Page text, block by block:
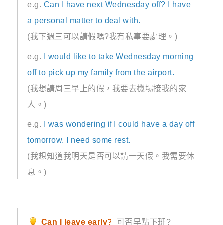
e.g. Can I have next Wednesday off? I have
a personal
matter to deal with.
(我下週三可以請假嗎?我有私事要處理。)
e.g.
I would like to take Wednesday morning
off to pick up my family from the airport.
(我想請周三早上的假，我要去機場接我的家
人。)
e.g.
I was wondering if I could have a day off
tomorrow. I need some rest.
(我想知道我明天是否可以請一天假。我需要休
息。)
Can I leave early? 可否早點下班?